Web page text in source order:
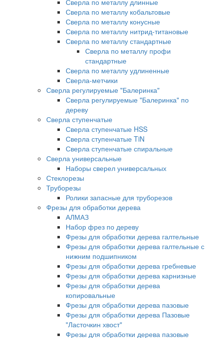
Сверла по металлу длинные
Сверла по металлу кобальтовые
Сверла по металлу конусные
Сверла по металлу нитрид-титановые
Сверла по металлу стандартные
Сверла по металлу профи
стандартные
Сверла по металлу удлиненные
Сверла-метчики
Сверла регулируемые "Балеринка"
Сверла регулируемые "Балеринка" по
дереву
Сверла ступенчатые
Сверла ступенчатые HSS
Сверла ступенчатые TiN
Сверла ступенчатые спиральные
Сверла универсальные
Наборы сверел универсальных
Стеклорезы
Труборезы
Ролики запасные для труборезов
Фрезы для обработки дерева
АЛМАЗ
Набор фрез по дереву
Фрезы для обработки дерева галтельные
Фрезы для обработки дерева галтельные с
нижним подшипником
Фрезы для обработки дерева гребневые
Фрезы для обработки дерева карнизные
Фрезы для обработки дерева
копировальные
Фрезы для обработки дерева пазовые
Фрезы для обработки дерева Пазовые
"Ласточкин хвост"
Фрезы для обработки дерева пазовые